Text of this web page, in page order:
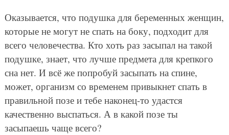
Оказывается, что подушка для беременных женщин,
которые не могут не спать на боку, подходит для
всего человечества. Кто хоть раз засыпал на такой
подушке, знает, что лучше предмета для крепкого
сна нет. И всё же попробуй засыпать на спине,
может, организм со временем привыкнет спать в
правильной позе и тебе наконец-то удастся
качественно выспаться. А в какой позе ты
засыпаешь чаще всего?